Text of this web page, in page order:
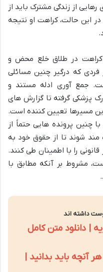
از زندگی مشترک باید از
این حالت، کراهت او نتیجه
کراهت در طلاق خلع محض و
که درگیر چنین مسائلی
جمع آوری ادله مستند و
پزشکی گرفته تا گزارش های
مسیرها تعیین کننده است.
با چنین پرونده هایی حتماً از
مند شوند تا از حقوق خود به
را با اطمینان طی کنند.
مشروط بر آنکه مطابق با
داشته اند
| دانلود متن کامل
باید بدانید |